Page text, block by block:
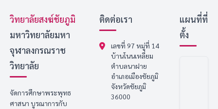
วิทยาลัยสงฆ์ชัยภูมิ
มหาวิทยาลัยมหา
จุฬาลงกรณราช
วิทยาลัย
จัดการศึกษาพระพุทธ
ศาสนา บูรณาการกับ
ติดต่อเรา
เลขที่ 97 หมู่ที่ 14
บ้านโนนเหลี่ยม
ตำบลนาฝาย
อำเภอเมืองชัยภูมิ
จังหวัดชัยภูมิ
36000
แผนที่ที่
ตั้ง